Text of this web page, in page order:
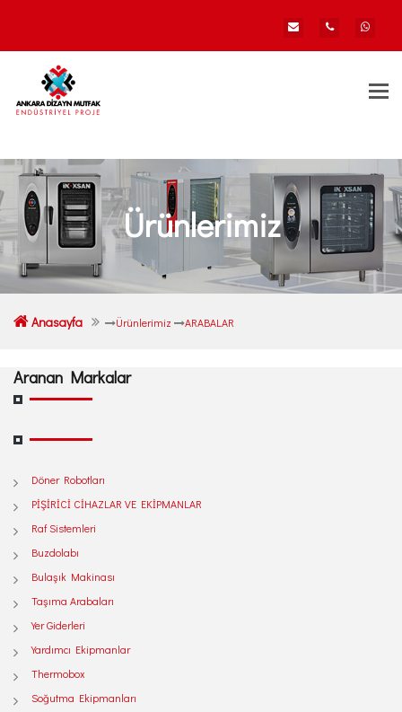
Ürünlerimiz
Anasayfa Ürünlerimiz ARABALAR
Aranan Markalar
Döner Robotları
PİŞİRİCİ CİHAZLAR VE EKİPMANLAR
Raf Sistemleri
Buzdolabı
Bulaşık Makinası
Taşıma Arabaları
Yer Giderleri
Yardımcı Ekipmanlar
Thermobox
Soğutma Ekipmanları